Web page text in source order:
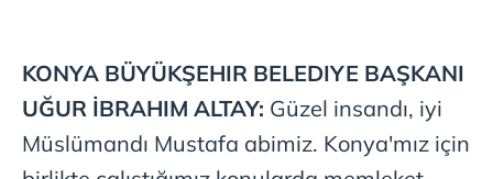
KONYA BÜYÜKŞEHIR BELEDIYE BAŞKANI
UĞUR İBRAHIM ALTAY: Güzel insandı, iyi
Müslümandı Mustafa abimiz. Konya'mız için